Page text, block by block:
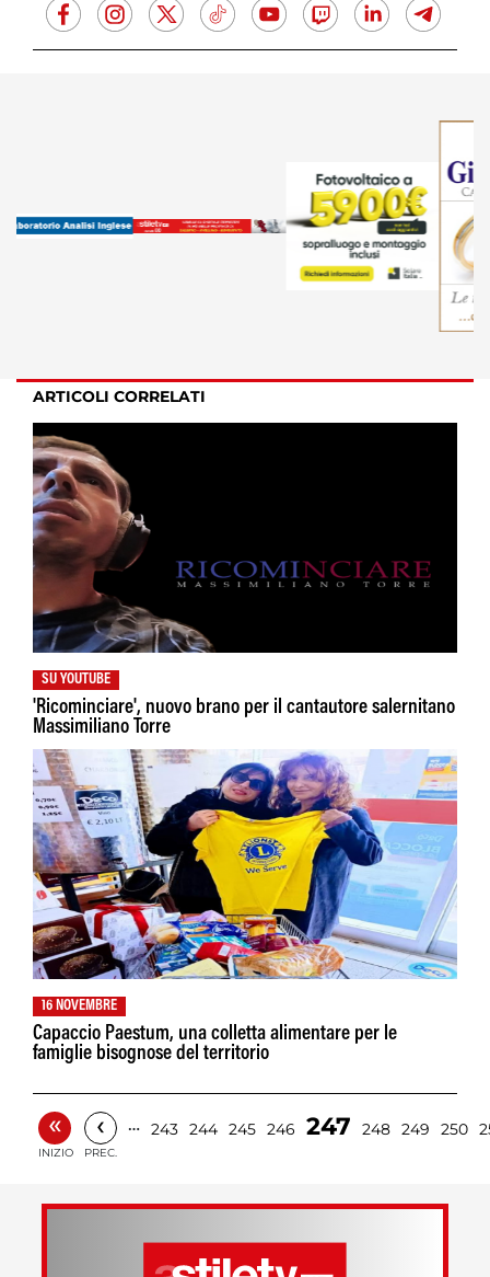
ARTICOLI CORRELATI
SU YOUTUBE
'Ricominciare', nuovo brano per il cantautore salernitano
Massimiliano Torre
16 NOVEMBRE
Capaccio Paestum, una colletta alimentare per le
famiglie bisognose del territorio
«
INIZIO
‹
PREC.
… 243 244 245 246 247 248 249 250